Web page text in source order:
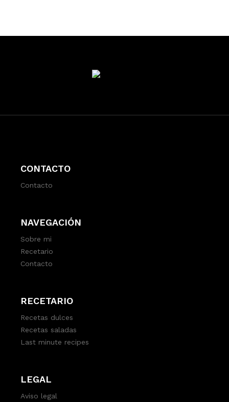
CONTACTO
Contacto
NAVEGACIÓN
Sobre mi
Recetario
Contacto
RECETARIO
Recetas dulces
Recetas saladas
Last minute recipes
LEGAL
Aviso legal